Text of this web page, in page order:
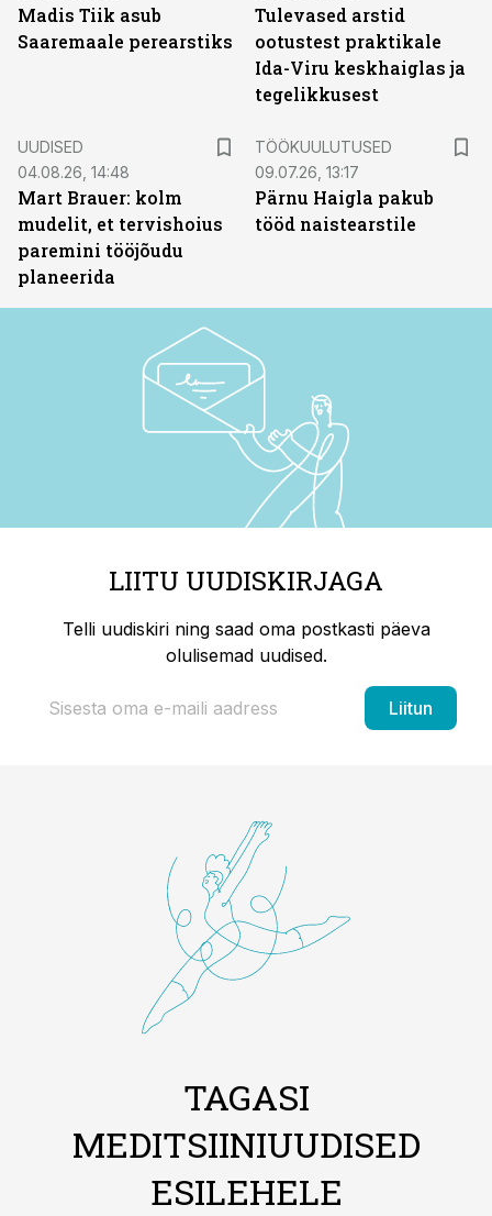
Madis Tiik asub
Saaremaale perearstiks
Tulevased arstid
ootustest praktikale
Ida-Viru keskhaiglas ja
tegelikkusest
UUDISED
04.08.26, 14:48
Mart Brauer: kolm
mudelit, et tervishoius
paremini tööjõudu
planeerida
TÖÖKUULUTUSED
09.07.26, 13:17
Pärnu Haigla pakub
tööd naistearstile
LIITU UUDISKIRJAGA
Telli uudiskiri ning saad oma postkasti päeva
olulisemad uudised.
Liitun
TAGASI
MEDITSIINIUUDISED
ESILEHELE